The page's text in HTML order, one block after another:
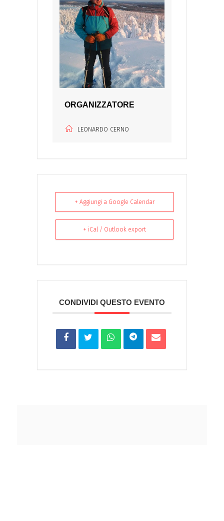
ORGANIZZATORE
LEONARDO CERNO
+ Aggiungi a Google Calendar
+ iCal / Outlook export
CONDIVIDI QUESTO EVENTO